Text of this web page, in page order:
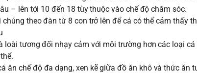
– lên tới 10 đến 18 tùy thuộc vào chế độ chăm sóc.
theo đàn từ 8 con trở lên để cá có thể cảm thấy
loài tương đối nhạy cảm với môi trường hơn các loại
ăn chế độ đa dạng, xen kẽ giữa đồ ăn khô và thức ăn